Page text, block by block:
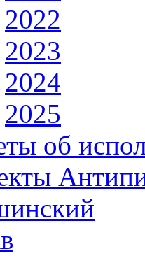
2022
2023
2024
2025
об